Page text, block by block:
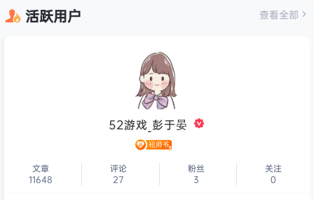
活跃用户 查看全部
52游戏_彭于晏
文章
11648
评论
27
粉丝
3
关注
0